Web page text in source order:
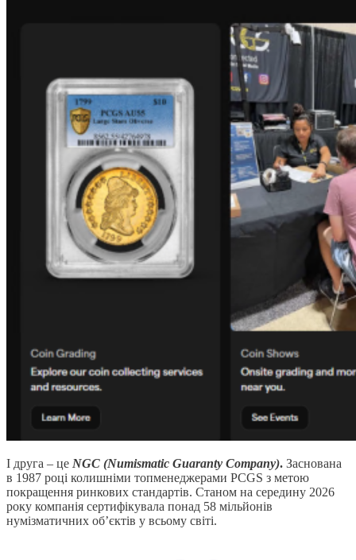
І друга – це NGC (Numismatic Guaranty Company). Заснована
в 1987 році колишніми топменеджерами PCGS з метою
покращення ринкових стандартів. Станом на середину 2026
року компанія сертифікувала понад 58 мільйонів
нумізматичних об’єктів у всьому світі.